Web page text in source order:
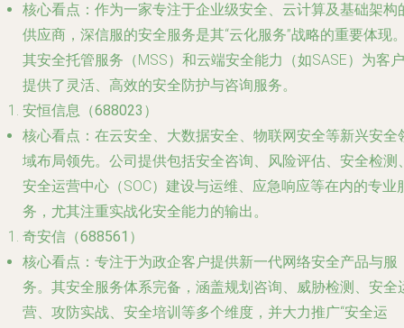
核心看点 ：作为一家专注于企业级安全、云计算及基础架构
供应商，深信服的安全服务是其“云化服务”战略的重要体现
其安全托管服务（MSS）和云端安全能力（如SASE）为客户
提供了灵活、高效的安全防护与咨询服务。
安恒信息（688023）
核心看点 ：在云安全、大数据安全、物联网安全等新兴安全
域布局领先。公司提供包括安全咨询、风险评估、安全检测
安全运营中心（SOC）建设与运维、应急响应等在内的专业
务，尤其注重实战化安全能力的输出。
奇安信（688561）
核心看点 ：专注于为政企客户提供新一代网络安全产品与服
务。其安全服务体系完备，涵盖规划咨询、威胁检测、安全
营、攻防实战、安全培训等多个维度，并大力推广“安全运